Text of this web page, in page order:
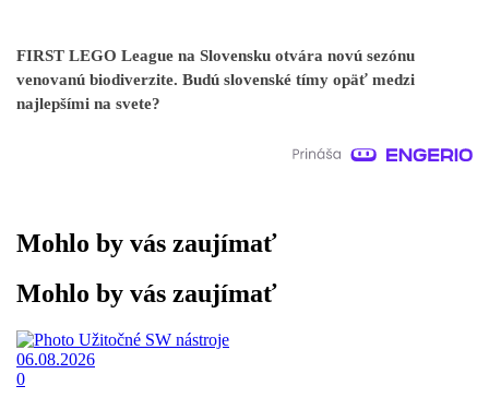
FIRST LEGO League na Slovensku otvára novú sezónu
venovanú biodiverzite. Budú slovenské tímy opäť medzi
najlepšími na svete?
Mohlo by vás zaujímať
Mohlo by vás zaujímať
06.08.2026
0